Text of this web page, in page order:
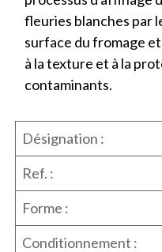
fleuries blanches par
surface du fromage
à la texture et à la
contaminants.
Désignation :
Ref. :
Forme :
Conditionnement :